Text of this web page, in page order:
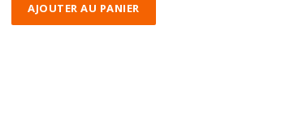
AJOUTER AU PANIER